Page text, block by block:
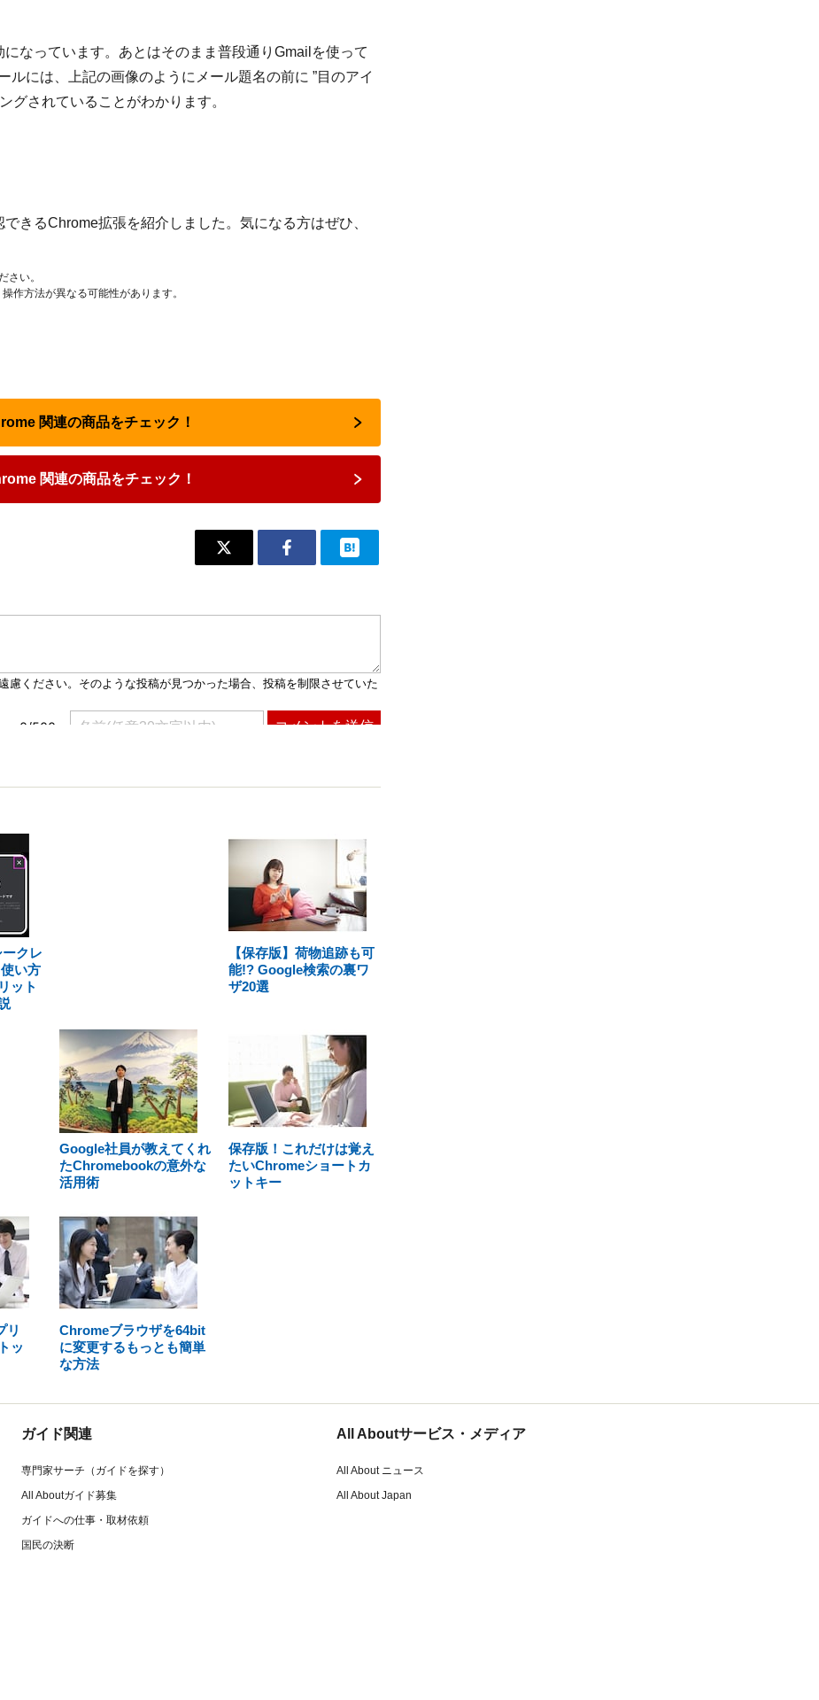
なっています。あとはそのまま普段通りGmailを使って
には、上記の画像のようにメール題名の前に ”目のアイ
グされていることがわかります。
きるChrome拡張を紹介しました。気になる方はぜひ、
さい。
作方法が異なる可能性があります。
関連の商品をチェック！
関連の商品をチェック！
クレ
い方
ット
【保存版】荷物追跡も可
能!? Google検索の裏ワ
ザ20選
Google社員が教えてくれ
たChromebookの意外な
活用術
保存版！これだけは覚え
たいChromeショートカ
ットキー
リ
ッ
Chromeブラウザを64bit
に変更するもっとも簡単
な方法
ガイド関連
専門家サーチ（ガイドを探す）
All Aboutガイド募集
ガイドへの仕事・取材依頼
国民の決断
All Aboutサービス・メディア
All About ニュース
All About Japan